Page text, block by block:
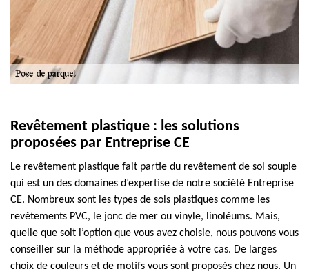
Revêtement plastique : les solutions
proposées par Entreprise CE
Le revêtement plastique fait partie du revêtement de sol souple
qui est un des domaines d’expertise de notre société Entreprise
CE. Nombreux sont les types de sols plastiques comme les
revêtements PVC, le jonc de mer ou vinyle, linoléums. Mais,
quelle que soit l’option que vous avez choisie, nous pouvons vous
conseiller sur la méthode appropriée à votre cas. De larges
choix de couleurs et de motifs vous sont proposés chez nous. Un